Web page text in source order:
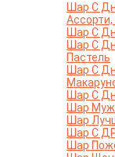
Шар С
Ассорти,
Шар С
Шар С
Пастель
Шар С
Шар С
Шар
Шар
Шар С
Шар